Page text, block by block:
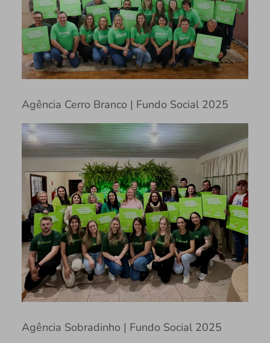
Agência Cerro Branco | Fundo Social 2025
Agência Sobradinho | Fundo Social 2025